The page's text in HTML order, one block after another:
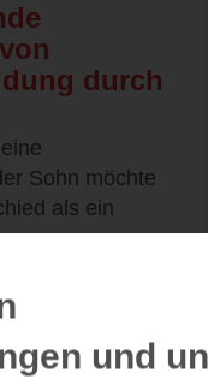
durch
Sohn möchte
als ein
anzeigen
und